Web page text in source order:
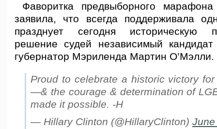
Фаворитка предвыборного
заявила, что всегда поддерживала
празднует сегодня историческую
решение судей независимый
губернатор Мэриленда Мартин О’Мэлли.
Proud to celebrate a historic victory
—& the courage & determination of
made it possible. -H
— Hillary Clinton (@HillaryClinton)